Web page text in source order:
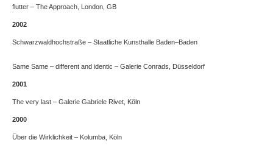
flutter – The Approach, London, GB
2002
Schwarzwaldhochstraße – Staatliche Kunsthalle Baden–Baden
Same Same – different and identic – Galerie Conrads, Düsseldorf
2001
The very last – Galerie Gabriele Rivet, Köln
2000
Über die Wirklichkeit – Kolumba, Köln